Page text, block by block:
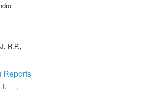
R.P.,
Reports
I.
,